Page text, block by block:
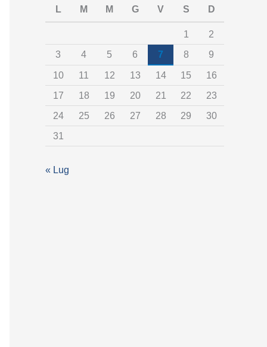
r
c
a
L M M G V S D
1
2
3
4 5 6 7 8 9
10 11 12 13 14 15
16
17
18 19 20 21 22
23
24
25 26 27 28 29
30
31
« Lug